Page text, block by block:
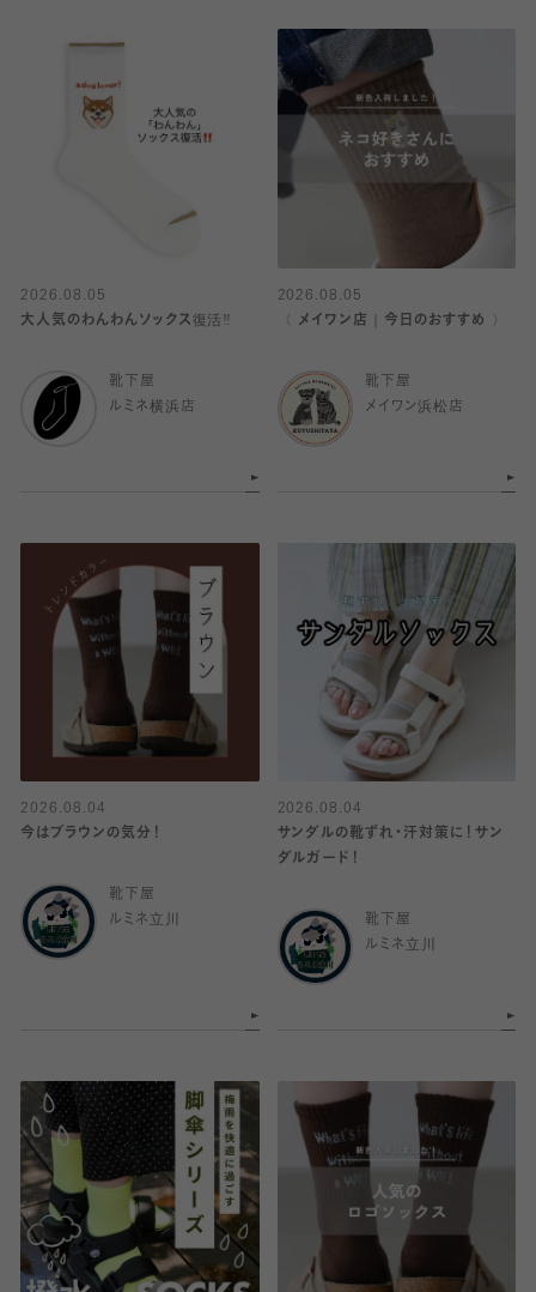
2026.08.05
大人気のわんわんソックス復活‼️
靴下屋
ルミネ横浜店
2026.08.05
〈 メイワン店｜今日のおすすめ 〉
靴下屋
メイワン浜松店
2026.08.04
今はブラウンの気分！
靴下屋
ルミネ立川
2026.08.04
サンダルの靴ずれ・汗対策に！サン
ダルガード！
靴下屋
ルミネ立川